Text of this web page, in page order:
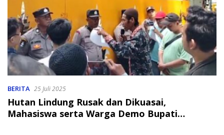
BERITA 25 Juli 2025
Hutan Lindung Rusak dan Dikuasai,
Mahasiswa serta Warga Demo Bupati